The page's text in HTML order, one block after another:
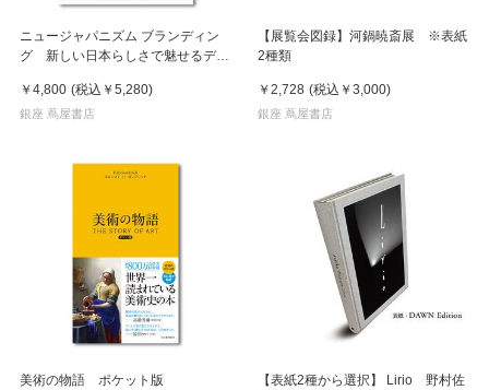
ニュージャパニズム ブランディン
グ 新しい日本らしさで魅せるデザ
￥4,800 (税込 ￥5,280)
銀座 蔦屋書店
【展覧会図録】河鍋暁斎展 ※表紙
2種類
￥2,728 (税込 ￥3,000)
銀座 蔦屋書店
美術の物語 ポケット版
【表紙2種から選択】 Lirio 野村佐